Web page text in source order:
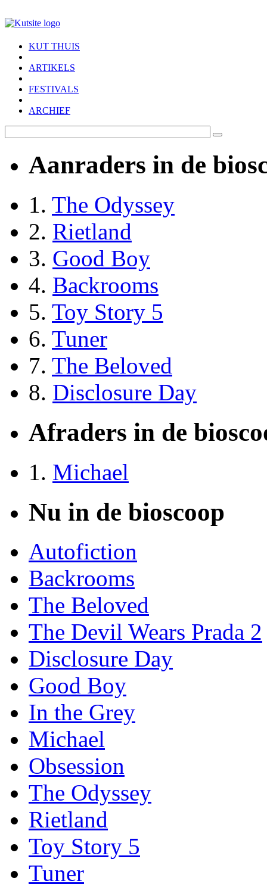
KUT THUIS
ARTIKELS
FESTIVALS
ARCHIEF
Aanraders in de
1. The Odyssey
2. Rietland
3. Good Boy
4. Backrooms
5. Toy Story 5
6. Tuner
7. The Beloved
8. Disclosure Day
Afraders in de
1. Michael
Nu in de bioscoop
Autofiction
Backrooms
The Beloved
The Devil Wears Prada 2
Disclosure Day
Good Boy
In the Grey
Michael
Obsession
The Odyssey
Rietland
Toy Story 5
Tuner